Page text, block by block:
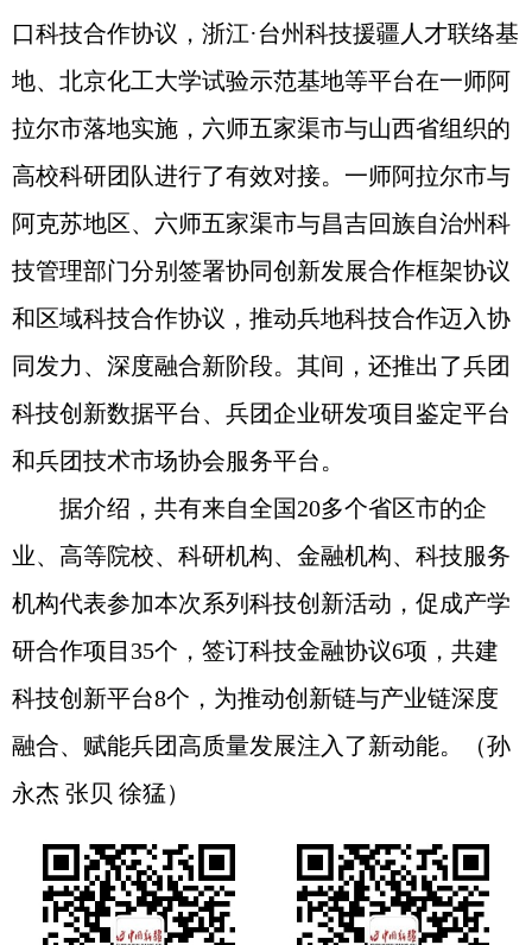
口科技合作协议，浙江·台州科技援疆人才联络基
地、北京化工大学试验示范基地等平台在一师阿
拉尔市落地实施，六师五家渠市与山西省组织的
高校科研团队进行了有效对接。一师阿拉尔市与
阿克苏地区、六师五家渠市与昌吉回族自治州科
技管理部门分别签署协同创新发展合作框架协议
和区域科技合作协议，推动兵地科技合作迈入协
同发力、深度融合新阶段。其间，还推出了兵团
科技创新数据平台、兵团企业研发项目鉴定平台
和兵团技术市场协会服务平台。
据介绍，共有来自全国20多个省区市的企
业、高等院校、科研机构、金融机构、科技服务
机构代表参加本次系列科技创新活动，促成产学
研合作项目35个，签订科技金融协议6项，共建
科技创新平台8个，为推动创新链与产业链深度
融合、赋能兵团高质量发展注入了新动能。（孙
永杰 张贝 徐猛）